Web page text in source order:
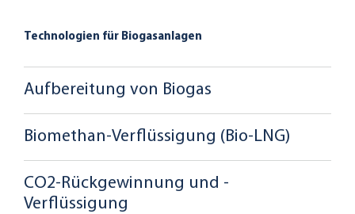
Technologien für Biogasanlagen
Aufbereitung von Biogas
Biomethan-Verflüssigung (Bio-LNG)
CO2-Rückgewinnung und -
Verflüssigung